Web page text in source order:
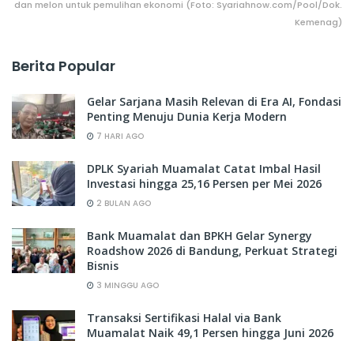
dan melon untuk pemulihan ekonomi (Foto: Syariahnow.com/Pool/Dok.
Kemenag)
Berita Popular
Gelar Sarjana Masih Relevan di Era AI, Fondasi
Penting Menuju Dunia Kerja Modern
7 HARI AGO
DPLK Syariah Muamalat Catat Imbal Hasil
Investasi hingga 25,16 Persen per Mei 2026
2 BULAN AGO
Bank Muamalat dan BPKH Gelar Synergy
Roadshow 2026 di Bandung, Perkuat Strategi
Bisnis
3 MINGGU AGO
Transaksi Sertifikasi Halal via Bank
Muamalat Naik 49,1 Persen hingga Juni 2026